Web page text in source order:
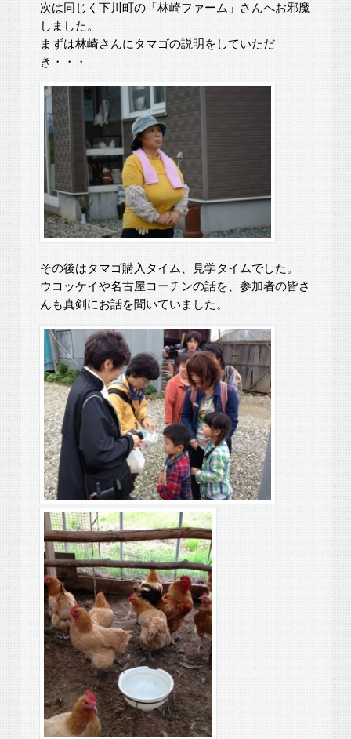
次は同じく下川町の「林崎ファーム」さんへお邪魔
しました。
まずは林崎さんにタマゴの説明をしていただ
き・・・
その後はタマゴ購入タイム、見学タイムでした。
ウコッケイや名古屋コーチンの話を、参加者の皆さ
んも真剣にお話を聞いていました。